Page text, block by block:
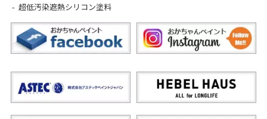
超低汚染遮熱シリコン塗料